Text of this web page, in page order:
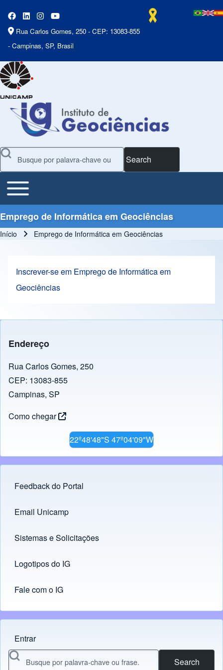
Rua Carlos Gomes, 250 - CEP: 13083-855
- Campinas, SP, Brasil
Search
Main Menu
Toggle main menu
Emprego de Informática em Geociências
Início Emprego de Informática em Geociências
Inscrever-se em Emprego de Informática em
Geociências
Endereço
Rua Carlos Gomes, 250
CEP: 13083-855
Campinas, SP
Como chegar
22º48'48"S 47º04'09"W
Footer menu
Feedback do Portal
Links
Email Unicamp
(opens in new tab)
Sistemas e Solicitações
(opens in new tab)
Logotipos do IG
(opens in new tab)
Fale com o IG
Menu do usuário
Entrar
Search